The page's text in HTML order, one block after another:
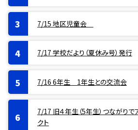
7/15 地区児童会
7/17 学校だより（夏休み号）発行
7/16 6年生 1年生との交流会
7/17 旧４年生（5年生）つながりで
クト